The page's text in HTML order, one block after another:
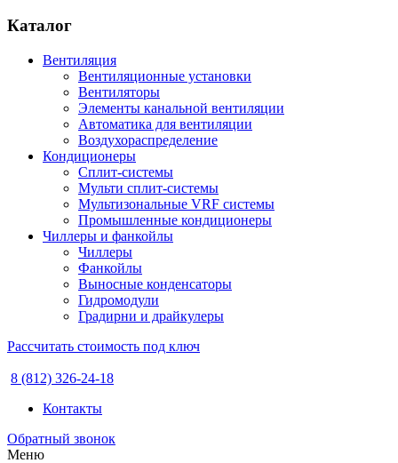
Каталог
Вентиляция
Вентиляционные установки
Вентиляторы
Элементы канальной вентиляции
Автоматика для вентиляции
Воздухораспределение
Кондиционеры
Сплит-системы
Мульти сплит-системы
Мультизональные VRF системы
Промышленные кондиционеры
Чиллеры и фанкойлы
Чиллеры
Фанкойлы
Выносные конденсаторы
Гидромодули
Градирни и драйкулеры
Рассчитать стоимость под ключ
8 (812) 326-24-18
Контакты
Обратный звонок
Меню